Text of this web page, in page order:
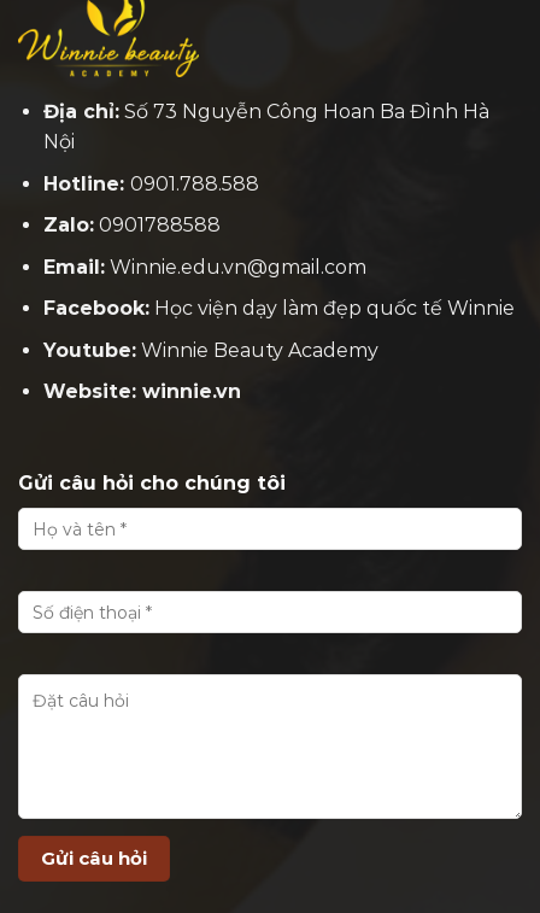
Địa chỉ:Số 73 Nguyễn Công Hoan Ba Đình Hà
Nội
Hotline: 0901.788.588
Zalo:0901788588
Email:Winnie.edu.vn@gmail.com
Facebook:Học viện dạy làm đẹp quốc tế Winnie
Youtube:Winnie Beauty Academy
Website: winnie.vn
Gửi câu hỏi cho chúng tôi